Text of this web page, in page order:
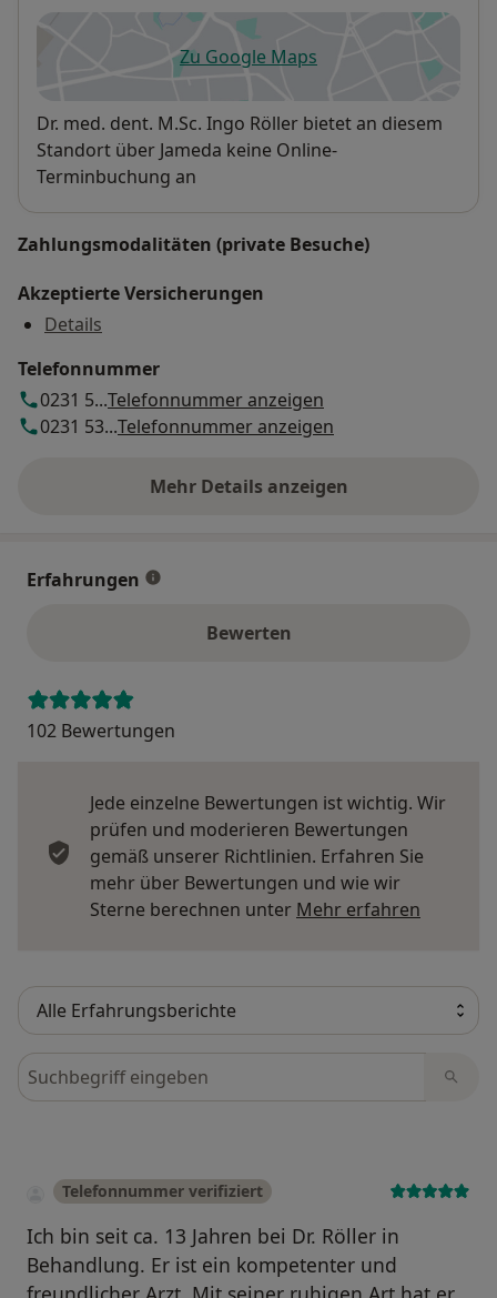
Zu Google Mapsöffnet in einer neuen
Verfügbarkeit
Dr. med. dent. M.Sc. Ingo Röller bietet an diesem
Standort über Jameda keine Online-
Terminbuchung an
Zahlungsmodalitäten (private Besuche)
Akzeptierte Versicherungen
Details
Telefonnummer
0231 5...Telefonnummer anzeigen
0231 53...Telefonnummer anzeigen
Mehr Details anzeigen
über die Adresse
Erfahrungen
Bewerten
102 Bewertungen
Jede einzelne Bewertungen ist wichtig. Wir
prüfen und moderieren Bewertungen
gemäß unserer Richtlinien. Erfahren Sie
mehr über Bewertungen und wie wir
Sterne berechnen unter Mehr erfahren
Bewertungen durchsuchen
Telefonnummer verifiziert
Ich bin seit ca. 13 Jahren bei Dr. Röller in
Behandlung. Er ist ein kompetenter und